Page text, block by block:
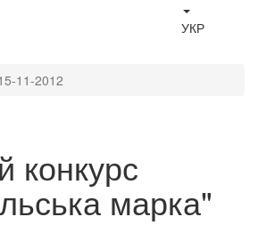
УКР
11-2012
конкурс
марка"